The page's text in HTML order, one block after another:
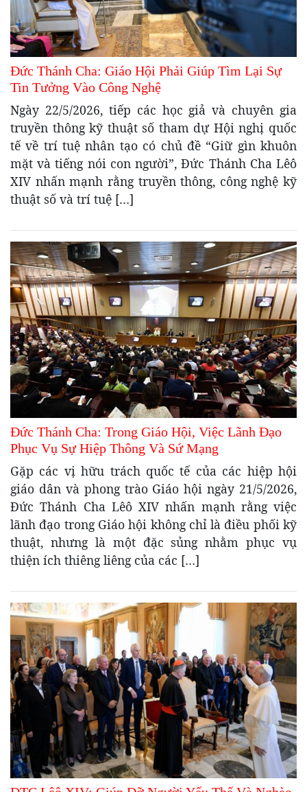
Đức Thánh Cha: Giáo Hội Phải Giúp Tìm Lại Sự
Tin Tưởng Vào Công Nghệ
Ngày 22/5/2026, tiếp các học giả và chuyên gia
truyền thông kỹ thuật số tham dự Hội nghị quốc
tế về trí tuệ nhân tạo có chủ đề “Giữ gìn khuôn
mặt và tiếng nói con người”, Đức Thánh Cha Lêô
XIV nhấn mạnh rằng truyền thông, công nghệ kỹ
thuật số và trí tuệ […]
Đức Thánh Cha: Trong Giáo Hội, Việc Lãnh Đạo
Phục Vụ Sự Hiệp Thông Và Sứ Mạng
Gặp các vị hữu trách quốc tế của các hiệp hội
giáo dân và phong trào Giáo hội ngày 21/5/2026,
Đức Thánh Cha Lêô XIV nhấn mạnh rằng việc
lãnh đạo trong Giáo hội không chỉ là điều phối kỹ
thuật, nhưng là một đặc sủng nhằm phục vụ
thiện ích thiêng liêng của các […]